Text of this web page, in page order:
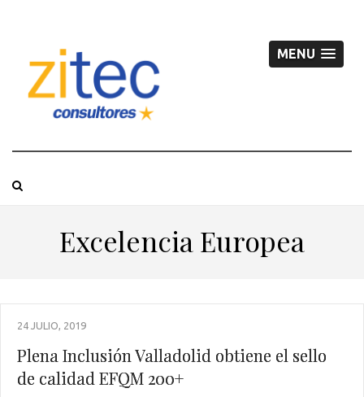
MENU
Excelencia Europea
24 JULIO, 2019
Plena Inclusión Valladolid obtiene el sello
de calidad EFQM 200+